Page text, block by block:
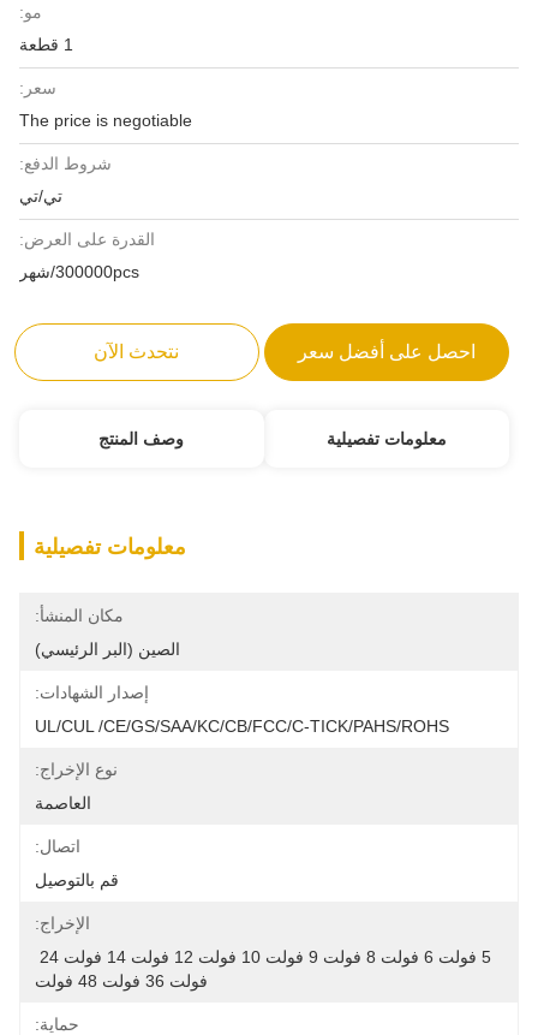
مو:
1 قطعة
سعر:
The price is negotiable
شروط الدفع:
تي/تي
القدرة على العرض:
300000pcs/شهر
احصل على أفضل سعر نتحدث الآن
معلومات تفصيلية وصف المنتج
معلومات تفصيلية
مكان المنشأ:
الصين (البر الرئيسي)
إصدار الشهادات:
UL/cUL /CE/GS/SAA/KC/CB/FCC/C-TICK/PAHS/ROHS
نوع الإخراج:
العاصمة
اتصال:
قم بالتوصيل
الإخراج:
فولت 36 فولت 48 فولت
حماية: